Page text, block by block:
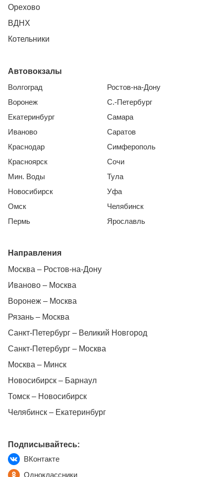
Орехово
ВДНХ
Котельники
Автовокзалы
Волгоград
Воронеж
Екатеринбург
Иваново
Краснодар
Красноярск
Мин. Воды
Новосибирск
Омск
Пермь
Ростов-на-Дону
С.-Петербург
Самара
Саратов
Симферополь
Сочи
Тула
Уфа
Челябинск
Ярославль
Направления
Москва – Ростов-на-Дону
Иваново – Москва
Воронеж – Москва
Рязань – Москва
Санкт-Петербург – Великий Новгород
Санкт-Петербург – Москва
Москва – Минск
Новосибирск – Барнаул
Томск – Новосибирск
Челябинск – Екатеринбург
Подписывайтесь:
ВКонтакте
Одноклассники